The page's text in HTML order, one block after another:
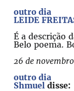
outro dia
LEIDE
É a descrição
Belo poema.
26 de
outro dia
Shmuel disse: